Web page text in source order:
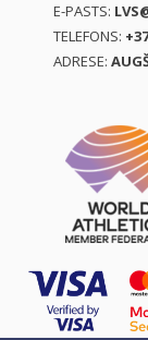
E-PASTS:
TELEFONS:
ADRESE: